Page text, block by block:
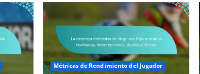
Métricas de Rendimiento del Jugador